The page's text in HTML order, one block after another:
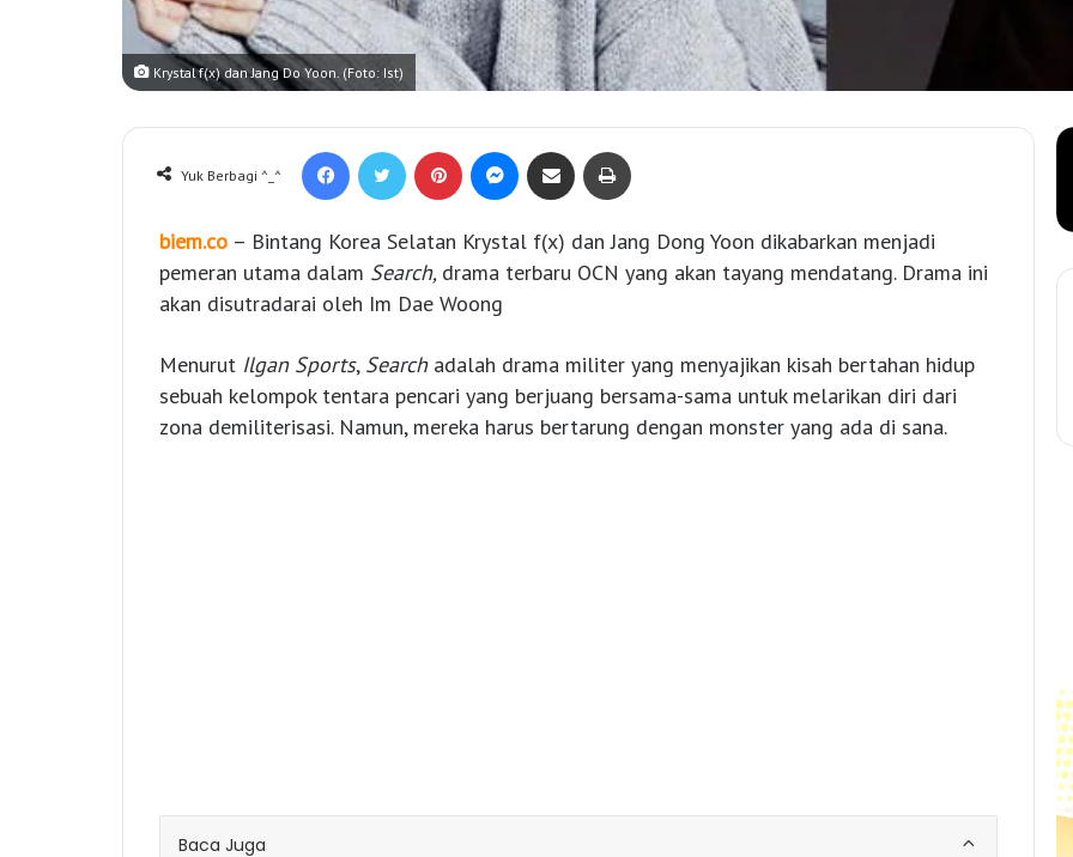
Krystal f(x) dan Jang Do Yoon. (Foto: Ist)
Yuk Berbagi ^_^
biem.co – Bintang Korea Selatan Krystal f(x) dan Jang Dong Yoon dikabarkan menjadi
pemeran utama dalam Search, drama terbaru OCN yang akan tayang mendatang. Drama ini
akan disutradarai oleh Im Dae Woong
Menurut Ilgan Sports, Search adalah drama militer yang menyajikan kisah bertahan hidup
sebuah kelompok tentara pencari yang berjuang bersama-sama untuk melarikan diri dari
zona demiliterisasi. Namun, mereka harus bertarung dengan monster yang ada di sana.
Baca Juga